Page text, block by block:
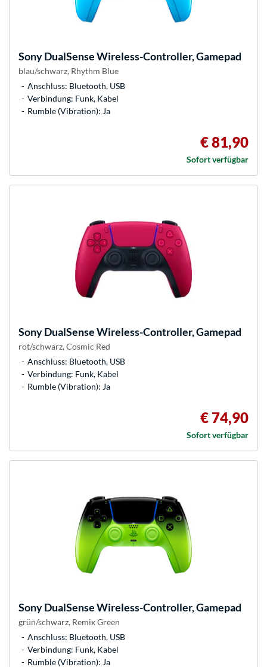
SonyDualSense Wireless-Controller, Gamepad
blau/schwarz, Rhythm Blue
Anschluss: Bluetooth, USB
Verbindung: Funk, Kabel
Rumble (Vibration): Ja
€ 81,90
Sofort verfügbar
SonyDualSense Wireless-Controller, Gamepad
rot/schwarz, Cosmic Red
Anschluss: Bluetooth, USB
Verbindung: Funk, Kabel
Rumble (Vibration): Ja
€ 74,90
Sofort verfügbar
SonyDualSense Wireless-Controller, Gamepad
grün/schwarz, Remix Green
Anschluss: Bluetooth, USB
Verbindung: Funk, Kabel
Rumble (Vibration): Ja